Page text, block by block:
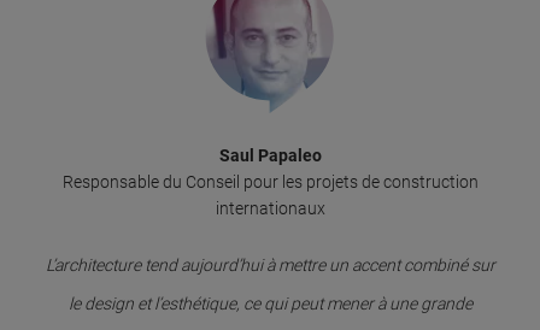
Saul Papaleo
Responsable du Conseil pour les projets de construction
internationaux
L’architecture tend aujourd’hui à mettre un accent combiné sur
le design et l’esthétique, ce qui peut mener à une grande